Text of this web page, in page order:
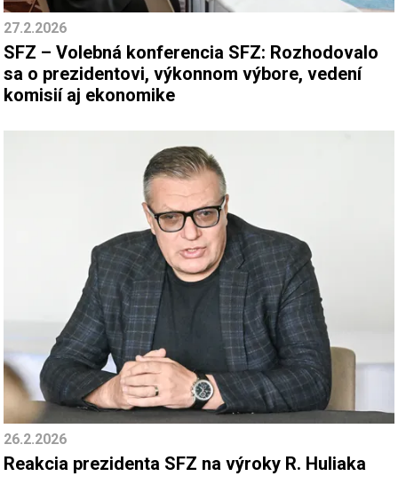
27.2.2026
SFZ – Volebná konferencia SFZ: Rozhodovalo
sa o prezidentovi, výkonnom výbore, vedení
komisií aj ekonomike
26.2.2026
Reakcia prezidenta SFZ na výroky R. Huliaka